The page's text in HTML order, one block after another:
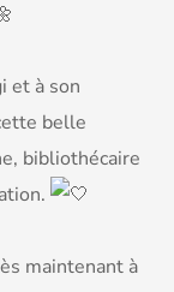
et à son
belle
bibliothécaire
maintenant à